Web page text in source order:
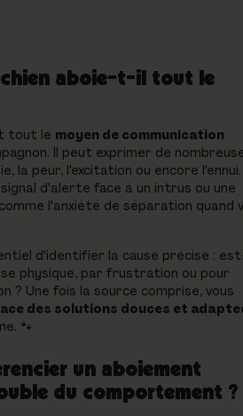
aboie-t-il tout le
tout le moyen de communication
Il peut exprimer de
la peur, l'excitation ou encore l'ennui.
d'alerte face à un intrus ou une
l'anxiété de séparation quand
d'identifier la cause précise :
physique, par frustration ou pour
Une fois la source comprise, vous
des solutions douces et
🐾
un aboiement
du comportement ?